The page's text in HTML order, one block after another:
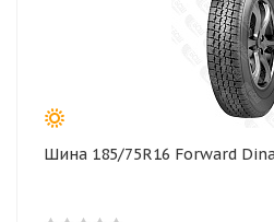
Шина 185/75R16 Forward